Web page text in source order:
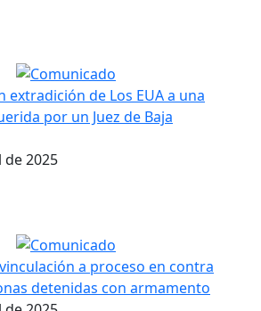
extradición de Los EUA a una
por un Juez de Baja
de 2025
a proceso en contra
detenidas con armamento